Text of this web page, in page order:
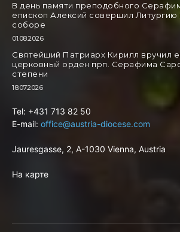
В день памяти преподобного
епископ Алексий совершил
соборе
01.08.2026
Святейший Патриарх Кирилл вручил
церковный орден прп. Серафима
степени
18.07.2026
Tel: +431 713 82 50
E-mail: office@austria-diocese.com
Jauresgasse, 2, A-1030 Vienna, Austria
На карте